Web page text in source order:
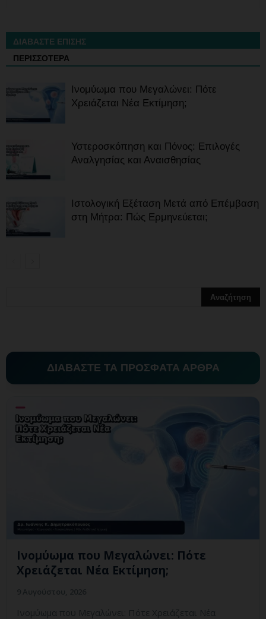
ΔΙΑΒΑΣΤΕ ΕΠΙΣΗΣ
ΠΕΡΙΣΣΟΤΕΡΑ
Ινομύωμα που Μεγαλώνει: Πότε
Χρειάζεται Νέα Εκτίμηση;
Υστεροσκόπηση και Πόνος: Επιλογές
Αναλγησίας και Αναισθησίας
Ιστολογική Εξέταση Μετά από Επέμβαση
στη Μήτρα: Πώς Ερμηνεύεται;
ΔΙΑΒΑΣΤΕ ΤΑ ΠΡΟΣΦΑΤΑ ΑΡΘΡΑ
Ινομύωμα που Μεγαλώνει: Πότε
Χρειάζεται Νέα Εκτίμηση;
Ινομύωμα που Μεγαλώνει: Πότε Χρειάζεται Νέα